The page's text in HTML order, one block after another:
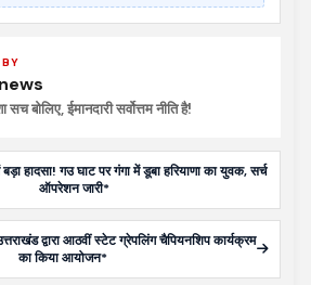
बोलिए, ईमानदारी सर्वोत्तम नीति है!
हादसा! गउ घाट पर गंगा में डूबा हरियाणा का युवक, सर्च
ऑपरेशन जारी*
द्वारा आठवीं स्टेट ग्रेपलिंग चैपियनशिप कार्यक्रम
का किया आयोजन*